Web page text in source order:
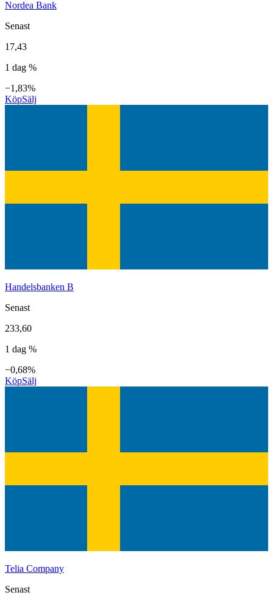
Nordea Bank
Senast
17,43
1 dag %
−1,83%
KöpSälj
Handelsbanken B
Senast
233,60
1 dag %
−0,68%
KöpSälj
Telia Company
Senast